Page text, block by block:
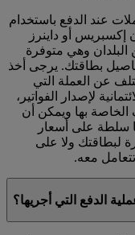
عند الدفع باستخدام
إكسبريس أو داينرز
البلدان وهي متوفرة
بطاقتك. يرجى أخذ
عن العملة التي
لإصدار الفواتير،
بها ويمكن أن
سلطة على أسعار
لبطاقتك ولا على
معه.
الدفع التي أجريها؟